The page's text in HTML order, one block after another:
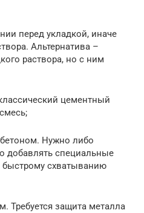
перед укладкой, иначе
Альтернатива –
раствора, но с ним
цементный
Нужно либо
добавлять специальные
схватыванию
Требуется защита металла